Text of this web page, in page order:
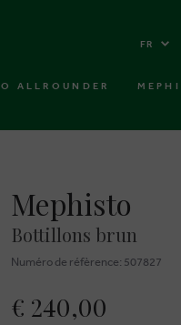
FR
ALLROUNDER
Mephisto
Bottillons brun
Numéro de réfèrence: 507827
€ 240,00